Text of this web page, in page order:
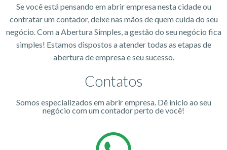
Se você está pensando em abrir empresa nesta cidade ou
contratar um contador, deixe nas mãos de quem cuida do seu
negócio. Com a Abertura Simples, a gestão do seu negócio fica
simples! Estamos dispostos a atender todas as etapas de
abertura de empresa e seu sucesso.
Contatos
Somos especializados em abrir empresa. Dê inicio ao seu
negócio com um contador perto de você!